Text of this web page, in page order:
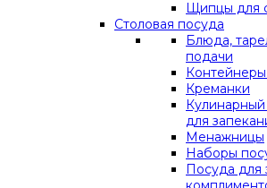
Щипцы для
Столовая посуда
Блюда,
подачи
Креманки
для
Менажницы
Наборы
Посуда для